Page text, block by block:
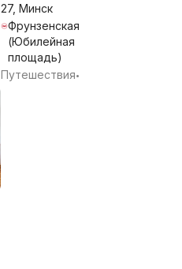
27, Минск
Фрунзенская
(Юбилейная
площадь)
Путешествия•